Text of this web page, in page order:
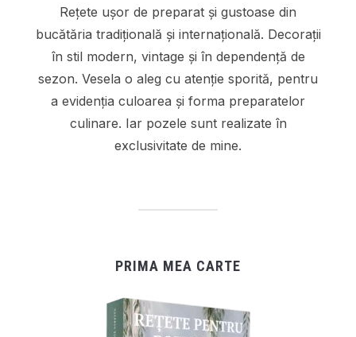
Rețete ușor de preparat și gustoase din
bucătăria tradițională și internațională. Decorații
în stil modern, vintage și în dependență de
sezon. Vesela o aleg cu atenție sporită, pentru
a evidenția culoarea și forma preparatelor
culinare. Iar pozele sunt realizate în
exclusivitate de mine.
PRIMA MEA CARTE